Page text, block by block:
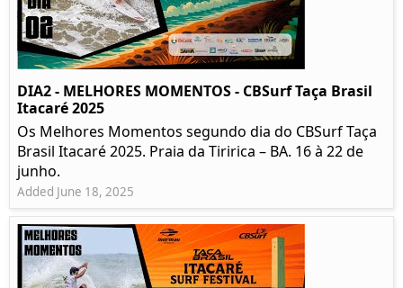
DIA2 - MELHORES MOMENTOS - CBSurf Taça Brasil
Itacaré 2025
Os Melhores Momentos segundo dia do CBSurf Taça
Brasil Itacaré 2025. Praia da Tiririca – BA. 16 à 22 de
junho.
Added June 18, 2025